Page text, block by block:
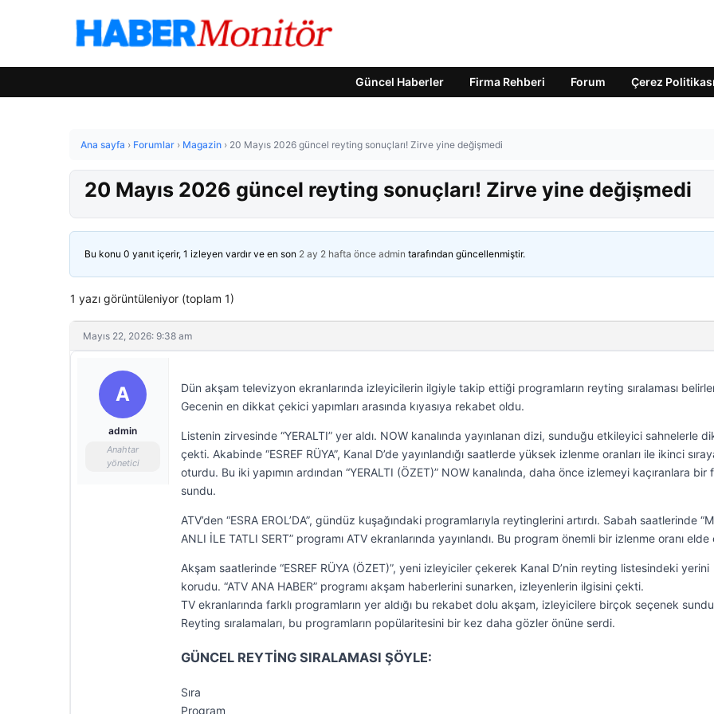
Güncel Haberler Firma Rehberi Forum Çerez Politikası
Ana sayfa › Forumlar › Magazin › 20 Mayıs 2026 güncel reyting sonuçları! Zirve yine değişmedi
20 Mayıs 2026 güncel reyting sonuçları! Zirve yine değişmedi
Bu konu 0 yanıt içerir, 1 izleyen vardır ve en son 2 ay 2 hafta önce admin tarafından güncellenmiştir.
1 yazı görüntüleniyor (toplam 1)
Mayıs 22, 2026: 9:38 am
A
admin
Anahtar
yönetici
Dün akşam televizyon ekranlarında izleyicilerin ilgiyle takip ettiği programların reyting sıralaması
Gecenin en dikkat çekici yapımları arasında kıyasıya rekabet oldu.
Listenin zirvesinde “YERALTI” yer aldı. NOW kanalında yayınlanan dizi, sunduğu etkileyici sahnelerle
çekti. Akabinde “ESREF RÜYA”, Kanal D’de yayınlandığı saatlerde yüksek izlenme oranları ile ikinci
oturdu. Bu iki yapımın ardından “YERALTI (ÖZET)” NOW kanalında, daha önce izlemeyi kaçıranlara bir
sundu.
ATV’den “ESRA EROL’DA”, gündüz kuşağındaki programlarıyla reytinglerini artırdı. Sabah saatlerinde
ANLI İLE TATLI SERT” programı ATV ekranlarında yayınlandı. Bu program önemli bir izlenme oranı elde
Akşam saatlerinde “ESREF RÜYA (ÖZET)”, yeni izleyiciler çekerek Kanal D’nin reyting listesindeki yerini
korudu. “ATV ANA HABER” programı akşam haberlerini sunarken, izleyenlerin ilgisini çekti.
TV ekranlarında farklı programların yer aldığı bu rekabet dolu akşam, izleyicilere birçok seçenek
Reyting sıralamaları, bu programların popülaritesini bir kez daha gözler önüne serdi.
GÜNCEL REYTİNG SIRALAMASI ŞÖYLE:
Sıra
Program